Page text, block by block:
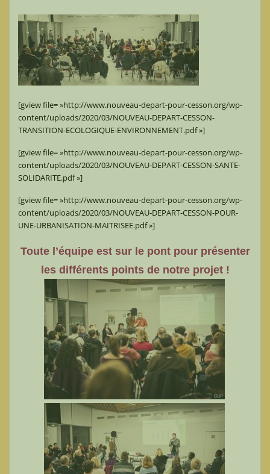
[gview file= »http://www.nouveau-depart-pour-cesson.org/wp-
content/uploads/2020/03/NOUVEAU-DEPART-CESSON-
TRANSITION-ECOLOGIQUE-ENVIRONNEMENT.pdf »]
[gview file= »http://www.nouveau-depart-pour-cesson.org/wp-
content/uploads/2020/03/NOUVEAU-DEPART-CESSON-SANTE-
SOLIDARITE.pdf »]
[gview file= »http://www.nouveau-depart-pour-cesson.org/wp-
content/uploads/2020/03/NOUVEAU-DEPART-CESSON-POUR-
UNE-URBANISATION-MAITRISEE.pdf »]
Toute l’équipe est sur le pont pour présenter
les différents points de notre projet !